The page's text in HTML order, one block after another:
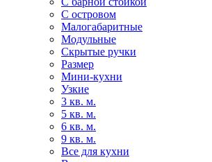
С островом
Малогабаритные
Модульные
Скрытые ручки
Размер
Мини-кухни
Узкие
3 кв. м.
5 кв. м.
6 кв. м.
9 кв. м.
Все для кухни